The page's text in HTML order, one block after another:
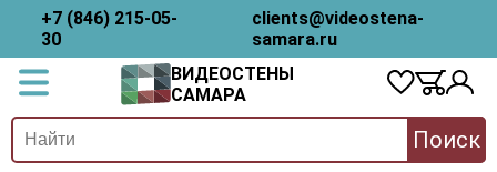
+7 (846) 215-05-
30
clients@videostena-
samara.ru
ВИДЕОСТЕНЫ
САМАРА
Поиск